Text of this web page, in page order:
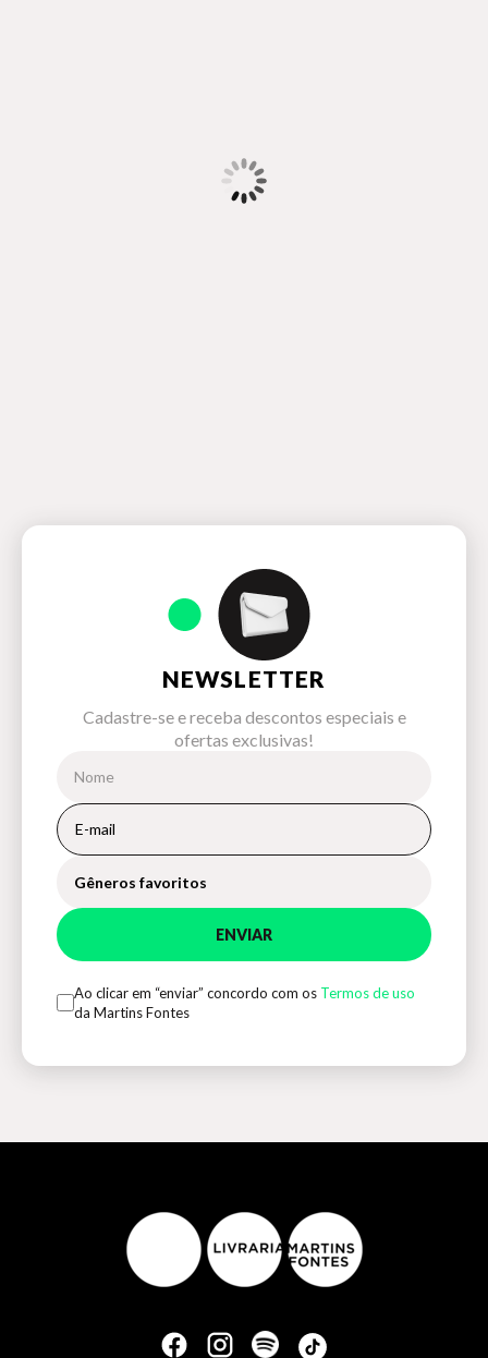
NEWSLETTER
Cadastre-se e receba descontos especiais e
ofertas exclusivas!
Gêneros favoritos
ENVIAR
Ao clicar em “enviar” concordo com os Termos de uso
da Martins Fontes